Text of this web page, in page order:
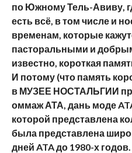
по Южному Тель-Авиву,
есть всё, в том числе и
временам, которые
пасторальными и
известно, короткая
И потому (что память
в МУЗЕЕ НОСТАЛЬГИИ
оммаж АТА, дань моде
которой представлена
была представлена
дней ATA до 1980-х годов.